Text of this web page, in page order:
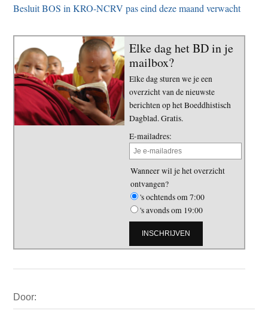
Besluit BOS in KRO-NCRV pas eind deze maand verwacht
Elke dag het BD in je
mailbox?
Elke dag sturen we je een
overzicht van de nieuwste
berichten op het Boeddhistisch
Dagblad. Gratis.
E-mailadres:
Wanneer wil je het overzicht
ontvangen?
's ochtends om 7:00
's avonds om 19:00
Sidebar
Door: